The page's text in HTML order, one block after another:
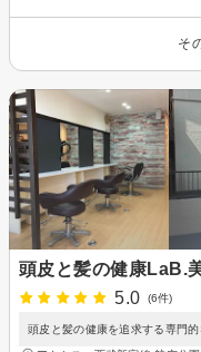
そ
頭皮と髪の健康LaB.
5.0
(6件)
頭皮と髪の健康を追求する専門